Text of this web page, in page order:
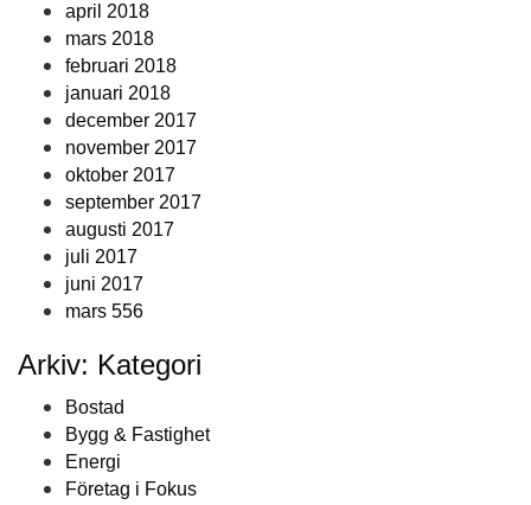
april 2018
mars 2018
februari 2018
januari 2018
december 2017
november 2017
oktober 2017
september 2017
augusti 2017
juli 2017
juni 2017
mars 556
Arkiv: Kategori
Bostad
Bygg & Fastighet
Energi
Företag i Fokus